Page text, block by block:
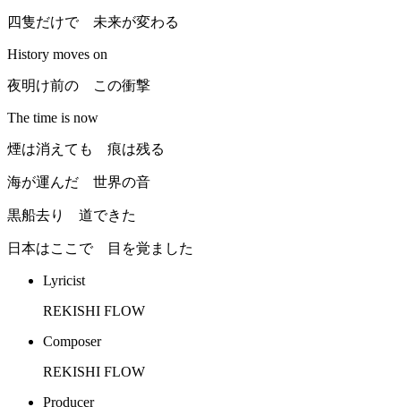
四隻だけで 未来が変わる
History moves on
夜明け前の この衝撃
The time is now
煙は消えても 痕は残る
海が運んだ 世界の音
黒船去り 道できた
日本はここで 目を覚ました
Lyricist
REKISHI FLOW
Composer
REKISHI FLOW
Producer